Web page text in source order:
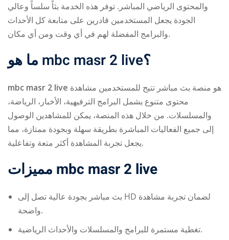
والمحتوى الرياضي المباشر. توفر هذه الخدمة بثاً سلساً وعالي
الجودة يجعل المستخدمين قادرين على متابعة كل الأحداث
والبرامج المفضلة لهم في أي وقت ومن أي مكان.
mbc masr 2 live؟
mbc masr 2 live
محتوى متنوع يشمل البرامج الترفيهية، الأخبار، الرياضة،
والمسلسلات. من خلال هذه المنصة، يمكن للمشاهدين الوصول
إلى جميع الفعاليات المباشرة بطريقة سهلة وبجودة ممتازة، مما
يجعل تجربة المشاهدة أكثر متعة وتفاعلية.
mbc masr 2 live
بث مباشر بجودة عالية تصل إلى HD لضمان تجربة مشاهدة
واضحة.
تغطية مستمرة للبرامج والمسلسلات والأحداث الرياضية.